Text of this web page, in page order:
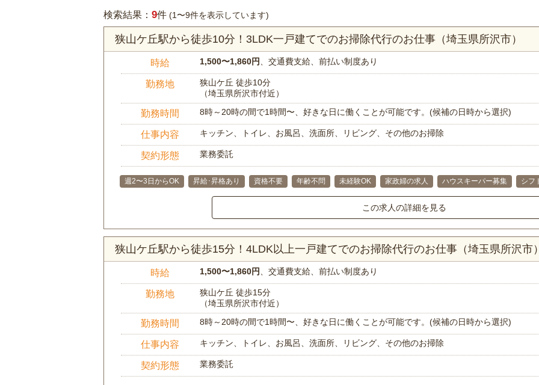
検索結果： 9件 (1〜9件を表示しています)
狭山ケ丘駅から徒歩10分！3LDK一戸建てでのお掃除代行のお仕事（埼玉県所沢市）
時給 1,500〜1,860円 、交通費支給、前払い制度あり
勤務地
狭山ケ丘 徒歩10分
（埼玉県所沢市付近）
勤務時間 8時～20時の間で1時間〜、好きな日に働くことが可能です。(候補の日時から選択)
仕事内容 キッチン、トイレ、お風呂、洗面所、リビング、その他のお掃除
契約形態 業務委託
週2〜3日からOK 昇給･昇格あり 資格不要 年齢不問 未経験OK 家政婦の求人 ハウスキーパー募集 シフ
この求人の詳細を見る
狭山ケ丘駅から徒歩15分！4LDK以上一戸建てでのお掃除代行のお仕事（埼玉県所沢市
時給 1,500〜1,860円 、交通費支給、前払い制度あり
勤務地
狭山ケ丘 徒歩15分
（埼玉県所沢市付近）
勤務時間 8時～20時の間で1時間〜、好きな日に働くことが可能です。(候補の日時から選択)
仕事内容 キッチン、トイレ、お風呂、洗面所、リビング、その他のお掃除
契約形態 業務委託